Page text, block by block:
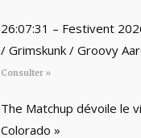
26:07:31 – Festivent
/ Grimskunk / Groovy
Consulter »
The Matchup dévoile le
Colorado »